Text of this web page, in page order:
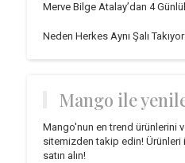
Merve Bilge Atalay’dan 4
Neden Herkes Aynı Şalı
Mango ile
Mango'nun en trend ürünlerini
sitemizden takip edin! Ürünleri
satın alın!